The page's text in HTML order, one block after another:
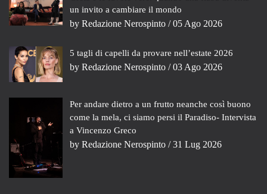
un invito a cambiare il mondo
by Redazione Nerospinto / 05 Ago 2026
5 tagli di capelli da provare nell’estate 2026
by Redazione Nerospinto / 03 Ago 2026
Per andare dietro a un frutto neanche così buono
come la mela, ci siamo persi il Paradiso- Intervista
a Vincenzo Greco
by Redazione Nerospinto / 31 Lug 2026